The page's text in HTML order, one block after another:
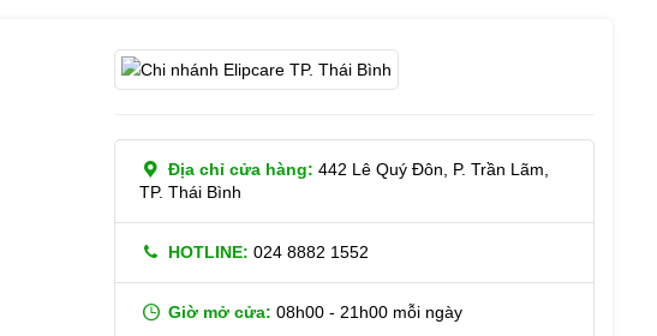
Địa chỉ cửa hàng: 442 Lê Quý Đôn, P. Trần Lãm,
TP. Thái Bình
HOTLINE: 024 8882 1552
Giờ mở cửa: 08h00 - 21h00 mỗi ngày